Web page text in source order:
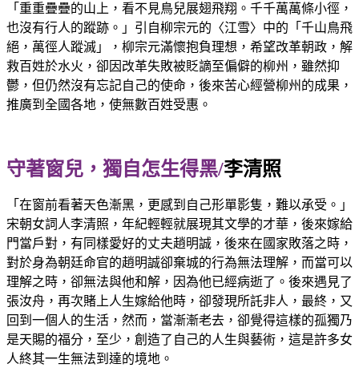
「重重疊疊的山上，看不見鳥兒展翅飛翔。千千萬萬條小徑，
也沒有行人的蹤跡。」引自柳宗元的〈江雪〉中的「千山鳥飛
絕，萬徑人蹤滅」，柳宗元滿懷抱負理想，希望改革朝政，解
救百姓於水火，卻因改革失敗被貶謫至偏僻的柳州，雖然抑
鬱，但仍然沒有忘記自己的使命，後來苦心經營柳州的成果，
推廣到全國各地，使無數百姓受惠。
守著窗兒，獨自怎生得黑/李清照
「在窗前看著天色漸黑，更感到自己形單影隻，難以承受。」
宋朝女詞人李清照，年紀輕輕就展現其文學的才華，後來嫁給
門當戶對，有同樣愛好的丈夫趙明誠，後來在國家敗落之時，
對於身為朝廷命官的趙明誠卻棄城的行為無法理解，而當可以
理解之時，卻無法與他和解，因為他已經病逝了。後來遇見了
張汝舟，再次賭上人生嫁給他時，卻發現所託非人，最終，又
回到一個人的生活，然而，當漸漸老去，卻覺得這樣的孤獨乃
是天賜的福分，至少，創造了自己的人生與藝術，這是許多女
人終其一生無法到達的境地。